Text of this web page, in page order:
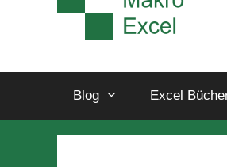
Blog Excel